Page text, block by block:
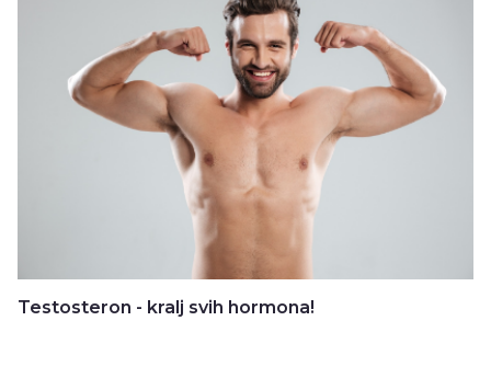
Testosteron - kralj svih hormona!